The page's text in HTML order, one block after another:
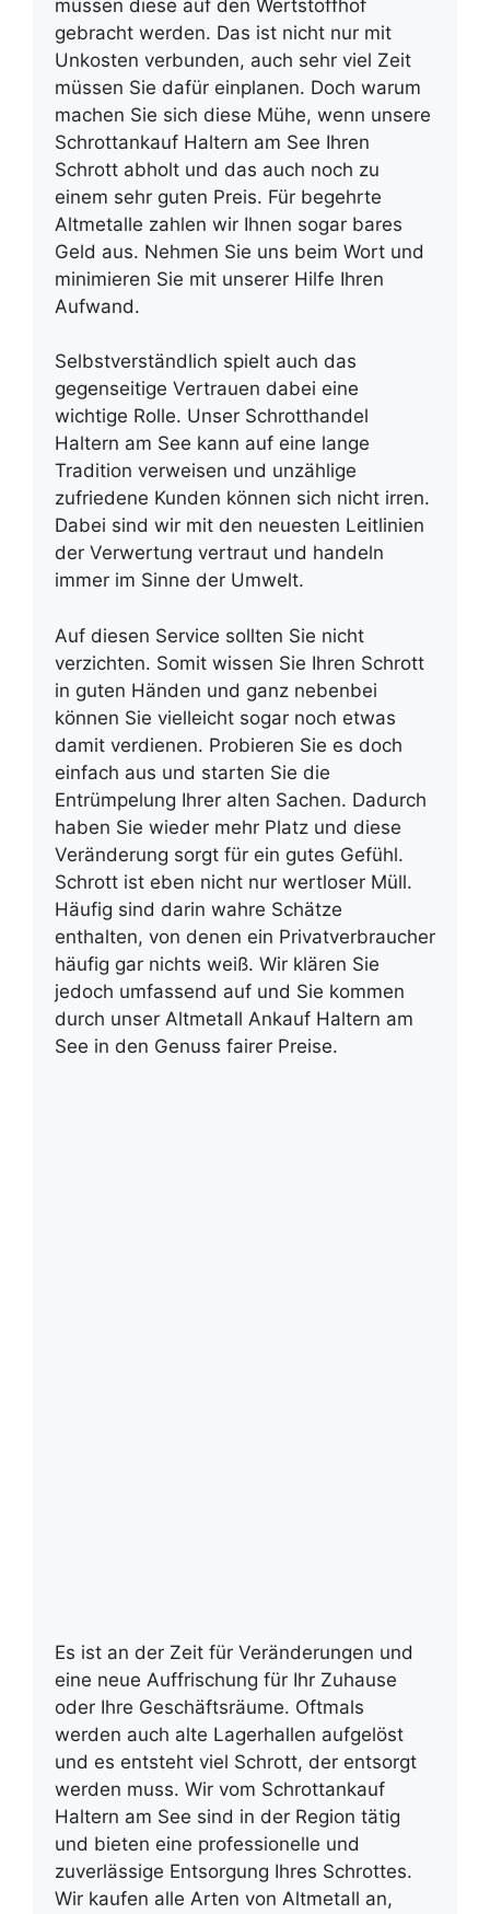
müssen diese auf den Wertstoffhof
gebracht werden. Das ist nicht nur mit
Unkosten verbunden, auch sehr viel Zeit
müssen Sie dafür einplanen. Doch warum
machen Sie sich diese Mühe, wenn unsere
Schrottankauf Haltern am See Ihren
Schrott abholt und das auch noch zu
einem sehr guten Preis. Für begehrte
Altmetalle zahlen wir Ihnen sogar bares
Geld aus. Nehmen Sie uns beim Wort und
minimieren Sie mit unserer Hilfe Ihren
Aufwand.
Selbstverständlich spielt auch das
gegenseitige Vertrauen dabei eine
wichtige Rolle. Unser Schrotthandel
Haltern am See kann auf eine lange
Tradition verweisen und unzählige
zufriedene Kunden können sich nicht irren.
Dabei sind wir mit den neuesten Leitlinien
der Verwertung vertraut und handeln
immer im Sinne der Umwelt.
Auf diesen Service sollten Sie nicht
verzichten. Somit wissen Sie Ihren Schrott
in guten Händen und ganz nebenbei
können Sie vielleicht sogar noch etwas
damit verdienen. Probieren Sie es doch
einfach aus und starten Sie die
Entrümpelung Ihrer alten Sachen. Dadurch
haben Sie wieder mehr Platz und diese
Veränderung sorgt für ein gutes Gefühl.
Schrott ist eben nicht nur wertloser Müll.
Häufig sind darin wahre Schätze
enthalten, von denen ein Privatverbraucher
häufig gar nichts weiß. Wir klären Sie
jedoch umfassend auf und Sie kommen
durch unser Altmetall Ankauf Haltern am
See in den Genuss fairer Preise.
Es ist an der Zeit für Veränderungen und
eine neue Auffrischung für Ihr Zuhause
oder Ihre Geschäftsräume. Oftmals
werden auch alte Lagerhallen aufgelöst
und es entsteht viel Schrott, der entsorgt
werden muss. Wir vom Schrottankauf
Haltern am See sind in der Region tätig
und bieten eine professionelle und
zuverlässige Entsorgung Ihres Schrottes.
Wir kaufen alle Arten von Altmetall an,